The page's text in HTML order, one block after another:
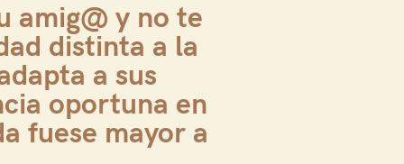
amig@ y no te
distinta a la
a sus
oportuna en
fuese mayor a